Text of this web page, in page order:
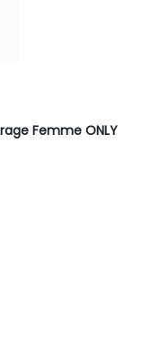
Femme ONLY